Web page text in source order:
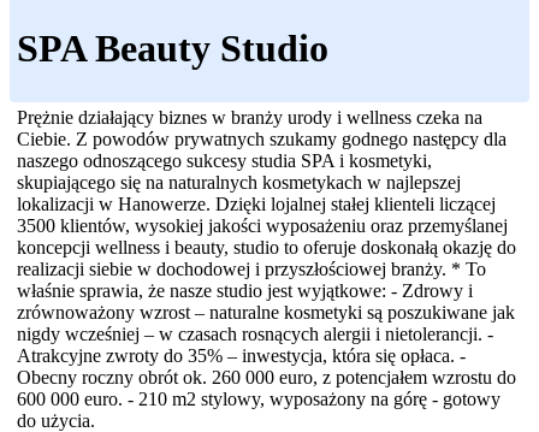
SPA Beauty Studio
Prężnie działający biznes w branży urody i wellness czeka na
Ciebie. Z powodów prywatnych szukamy godnego następcy dla
naszego odnoszącego sukcesy studia SPA i kosmetyki,
skupiającego się na naturalnych kosmetykach w najlepszej
lokalizacji w Hanowerze. Dzięki lojalnej stałej klienteli liczącej
3500 klientów, wysokiej jakości wyposażeniu oraz przemyślanej
koncepcji wellness i beauty, studio to oferuje doskonałą okazję do
realizacji siebie w dochodowej i przyszłościowej branży. * To
właśnie sprawia, że nasze studio jest wyjątkowe: - Zdrowy i
zrównoważony wzrost – naturalne kosmetyki są poszukiwane jak
nigdy wcześniej – w czasach rosnących alergii i nietolerancji. -
Atrakcyjne zwroty do 35% – inwestycja, która się opłaca. -
Obecny roczny obrót ok. 260 000 euro, z potencjałem wzrostu do
600 000 euro. - 210 m2 stylowy, wyposażony na górę - gotowy
do użycia.